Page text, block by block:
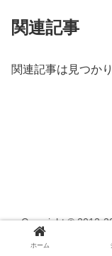
関連記事
関連記事は見つか
Copyright © 2012-
ホーム